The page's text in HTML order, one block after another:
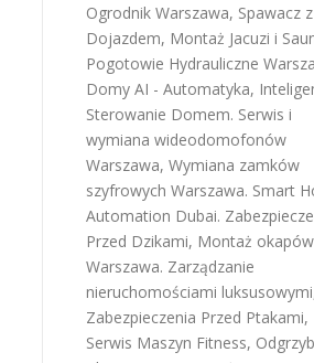
Ogrodnik Warszawa, Spawacz z
Dojazdem, Montaż Jacuzi i
Pogotowie Hydrauliczne
Domy AI - Automatyka,
Sterowanie Domem. Serwis i
wymiana wideodomofonów
Warszawa, Wymiana zamków
szyfrowych Warszawa. Smart
Automation Dubai.
Przed Dzikami, Montaż okapów
Warszawa. Zarządzanie
nieruchomościami luksusowymi
Zabezpieczenia Przed Ptakami,
Serwis Maszyn Fitness,